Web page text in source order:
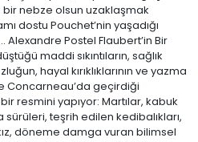
nebze olsun uzaklaşmak
dostu Pouchet’nin yaşadığı
Alexandre Postel Flaubert’in Bir
maddi sıkıntıların, sağlık
hayal kırıklıklarının ve yazma
Concarneau’da geçirdiği
resmini yapıyor: Martılar, kabuk
teşrih edilen kedibalıkları,
döneme damga vuran bilimsel